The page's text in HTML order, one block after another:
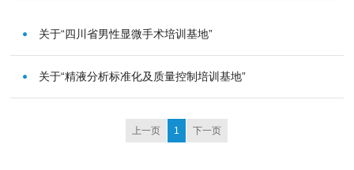
关于“四川省男性显微手术培训基地”
关于“精液分析标准化及质量控制培训基地”
上一页 1 下一页